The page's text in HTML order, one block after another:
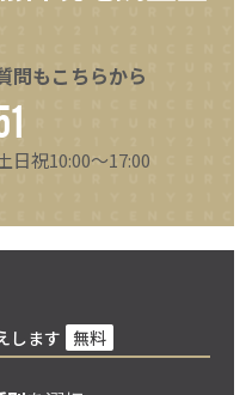
問もこちらから
日祝10:00～17:00
します 無料